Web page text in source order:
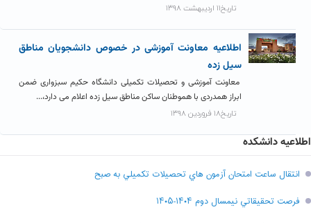
تاریخ۱۱ اردیبهشت ۱۳۹۸
اطلاعیه معاونت آموزشی در خصوص دانشجویان مناطق
سیل زده
معاونت آموزشی و تحصیلات تکمیلی دانشگاه حکیم سبزواری ضمن
ابراز همدردی با هموطنان ساکن مناطق سیل زده اعلام می دارد،...
تاریخ۱۸ فروردین ۱۳۹۸
اطلاعیه دانشکده
انتقال ساعت امتحان آزمون هاي تحصيلات تکميلي به صبح
فرصت تحقيقاتي نیمسال دوم ۱۴۰۴-۱۴۰۵